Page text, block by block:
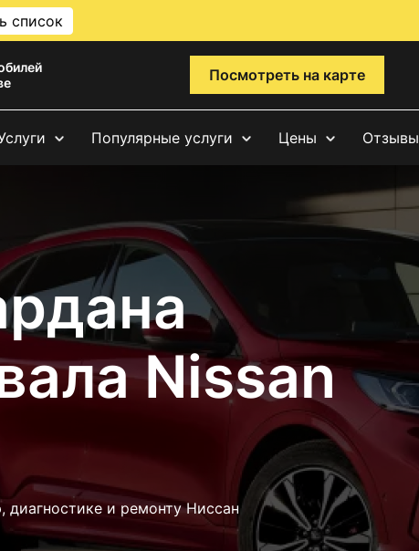
список
Посмотреть на карте
Популярные услуги Цены Отзывы
Nissan
и ремонту Ниссан